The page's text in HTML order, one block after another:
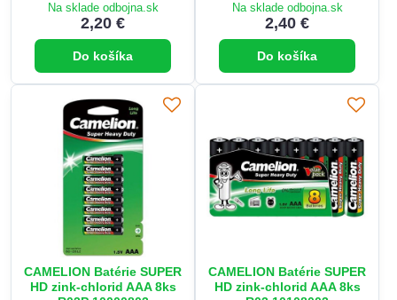
Na sklade odbojna.sk
2,20 €
Do košíka
Na sklade odbojna.sk
2,40 €
Do košíka
CAMELION Batérie SUPER
HD zink-chlorid AAA 8ks
CAMELION Batérie SUPER
HD zink-chlorid AAA 8ks